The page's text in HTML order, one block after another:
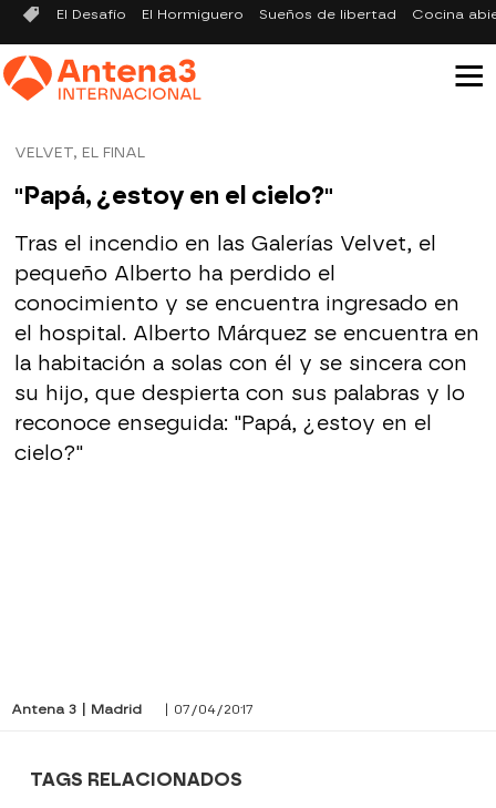
El Desafío El Hormiguero Sueños de libertad Cocina
VELVET, EL FINAL
"Papá, ¿estoy en el cielo?"
Tras el incendio en las Galerías Velvet, el
pequeño Alberto ha perdido el
conocimiento y se encuentra ingresado en
el hospital. Alberto Márquez se encuentra en
la habitación a solas con él y se sincera con
su hijo, que despierta con sus palabras y lo
reconoce enseguida: "Papá, ¿estoy en el
cielo?"
Antena 3 | Madrid | 07/04/2017
TAGS RELACIONADOS